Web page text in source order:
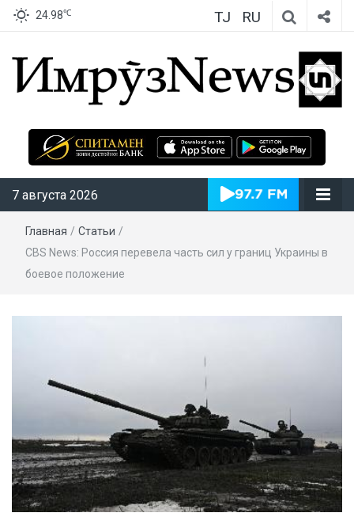
24.98℃ TJ RU
ИмрӯзNews
7 августа 2026
Главная / Статьи /
CBS News: Россия перевела часть сил у границ Украины в
боевое положение